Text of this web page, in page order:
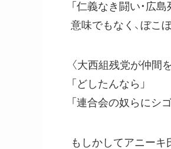
「仁義なき闘い・広
意味でもなく、ぼこ
〈大西組残党が仲間
「どしたんなら」
「連合会の奴らにシ
もしかしてアニーキ